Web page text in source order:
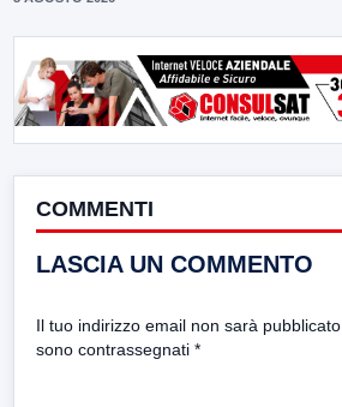
COMMENTI
LASCIA UN COMMENTO
Il tuo indirizzo email non sarà pubblicato.
sono contrassegnati *